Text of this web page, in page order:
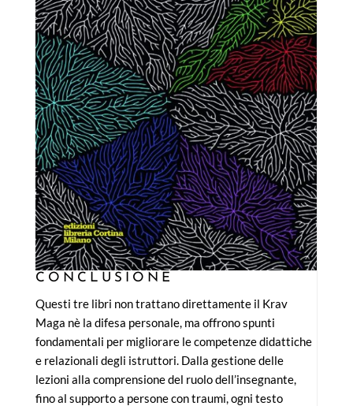
CONCLUSIONE
Questi tre libri non trattano direttamente il Krav
Maga nè la difesa personale, ma offrono spunti
fondamentali per migliorare le competenze didattiche
e relazionali degli istruttori. Dalla gestione delle
lezioni alla comprensione del ruolo dell’insegnante,
fino al supporto a persone con traumi, ogni testo